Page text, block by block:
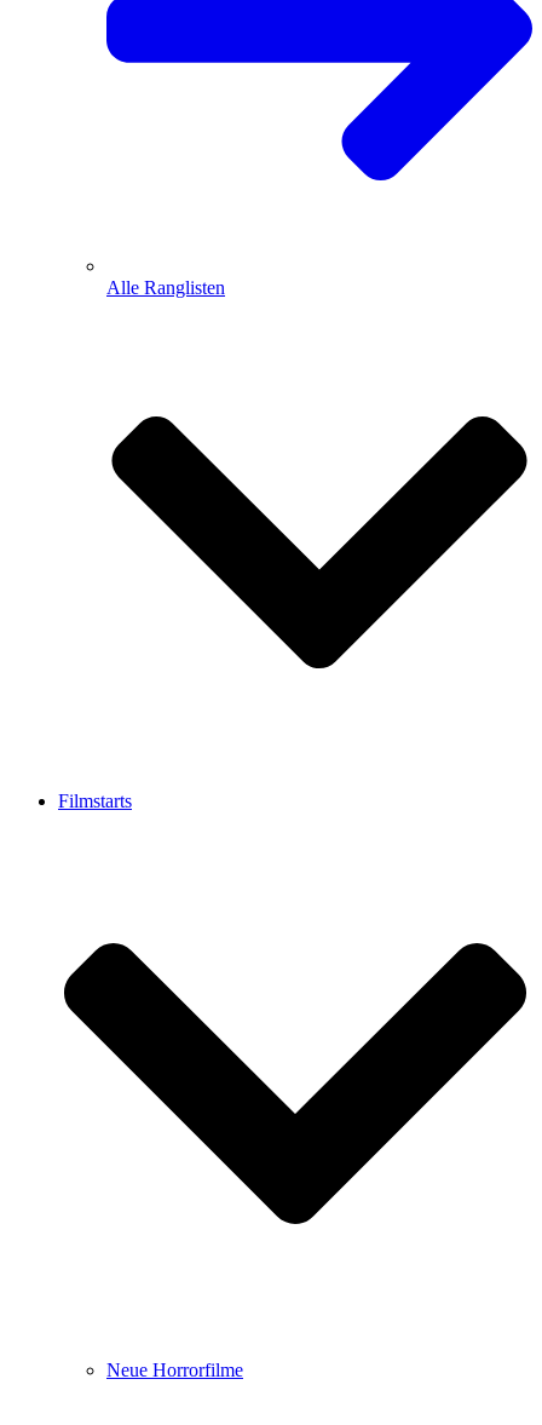
Alle Ranglisten
Filmstarts
Neue Horrorfilme